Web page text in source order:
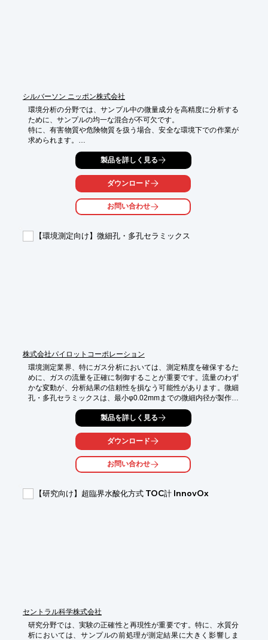
シルバーソン ニッポン株式会社
環境分析の分野では、サンプル中の微量成分を高精度に分析する
ために、サンプルの均一な混合が不可欠です。
特に、有害物質や危険物質を扱う場合、安全な環境下での作業が
求められます。
不適切な混合や汚染は、分析結果の精度を損なうだけでなく、作
業者の健康リスクを高める可能性があります。
当社の試験室用ミキサー シールドユニットは、無菌環境下での混
合を可能にし、有害物質の飛散を防ぎます。
・環境汚染物質の分析
・有害物質を含むサンプルの調製
製品を詳しく見る
ダウンロード
お問い合わせ
【環境測定向け】微細孔・多孔セラミックス
株式会社パイロットコーポレーション
環境測定業界、特にガス分析においては、測定精度を確保するた
めに、ガスの流量を正確に制御することが重要です。流量のわず
かな変動が、分析結果の信頼性を損なう可能性があります。微細
孔・多孔セラミックスは、最小φ0.02mmまでの微細内径が製作で
き、安定した流量制御を実現し、精度の高いガス分析を可能にし
【活用シーン】
・ガスセンサ、ガス濃度測定部材
・気体、液体フィルタ
・分析機器流路
・流量の安定化による測定精度の向上
製品を詳しく見る
ダウンロード
お問い合わせ
【研究向け】超臨界水酸化方式 TOC計 InnovOx
セントラル科学株式会社
研究分野では、実験の正確性と再現性が重要です。特に、水質分
析においては、サンプルの前処理が測定結果に大きく影響しま